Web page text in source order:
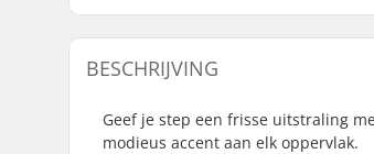
BESCHRIJVING
Geef je step een frisse uitstraling
modieus accent aan elk oppervlak.